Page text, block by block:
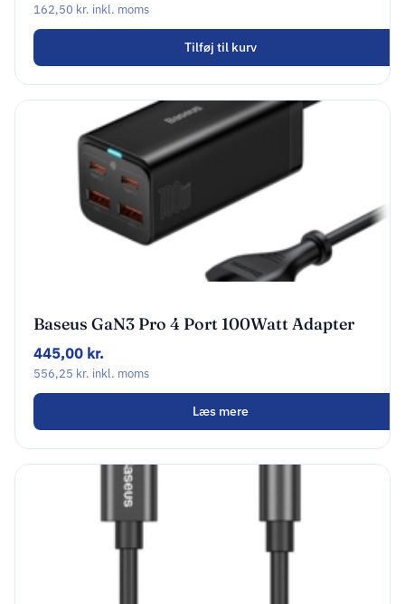
162,50 kr. inkl. moms
Tilføj til kurv
Baseus GaN3 Pro 4 Port 100Watt Adapter
2xUSB-C + 2xUSB-A sort
445,00 kr.
556,25 kr. inkl. moms
Læs mere